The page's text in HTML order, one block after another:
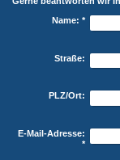
Name: *
Straße:
PLZ/Ort:
E-Mail-Adresse:
*